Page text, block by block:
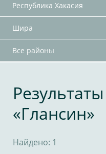
Республика Хакасия
Шира
Все районы
«Глансин»
Найдено: 1